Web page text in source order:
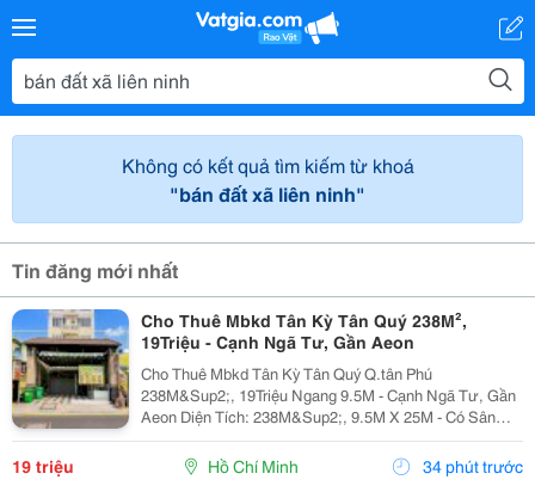
Không có kết quả tìm kiếm từ khoá
"bán đất xã liên ninh"
Tin đăng mới nhất
Cho Thuê Mbkd Tân Kỳ Tân Quý 238M²,
19Triệu - Cạnh Ngã Tư, Gần Aeon
Cho Thuê Mbkd Tân Kỳ Tân Quý Q.tân Phú
238M&Sup2;, 19Triệu Ngang 9.5M - Cạnh Ngã Tư, Gần
Aeon Diện Tích: 238M&Sup2;, 9.5M X 25M - Có Sân
Cực Rộng Kết Cấu: 1Trệt Trống Suốt, Có 2 Pn Thích
Hợp: Quán Ăn,Cafe, Spa-Nails, Shop Điện Thoại, Phụ
Kiện,...
19 triệu Hồ Chí Minh 34 phút trước